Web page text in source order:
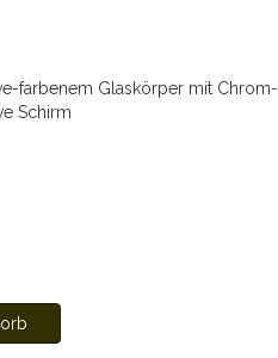
farbenem Glaskörper mit Chrom-
Schirm